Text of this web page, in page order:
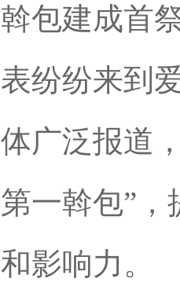
斡包建成首
表纷纷来到
体广泛报道
第一斡包”
和影响力。